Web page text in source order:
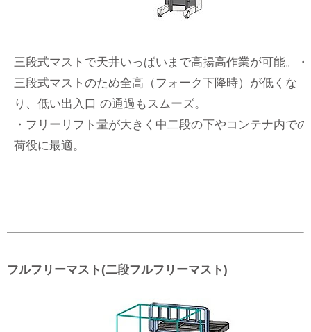
三段式マストで天井いっぱいまで高揚高作業が可能。・
三段式マストのため全高（フォーク下降時）が低くな
り、低い出入口 の通過もスムーズ。
・フリーリフト量が大きく中二段の下やコンテナ内での
荷役に最適。
フルフリーマスト(二段フルフリーマスト)